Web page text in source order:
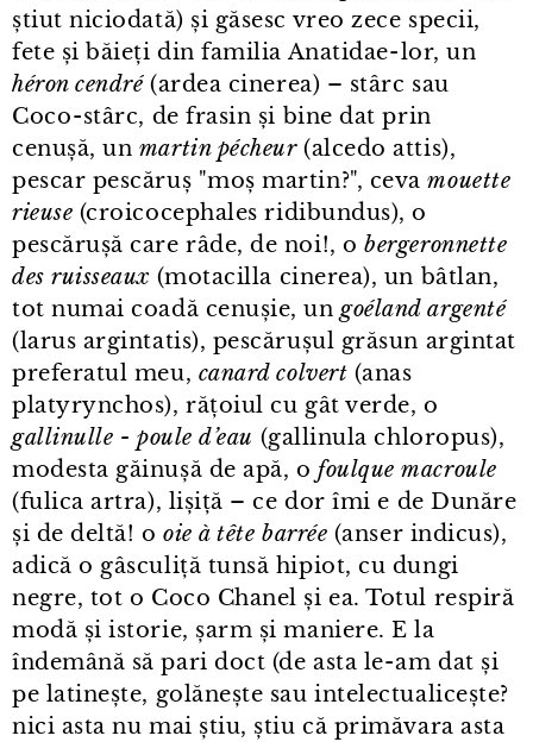
știut niciodată) și găsesc vreo zece specii,
fete și băieți din familia Anatidae⁠-⁠lor, un
héron cendré(ardea cinerea) – stârc sau
Coco⁠-⁠stârc, de frasin și bine dat prin
cenușă, un martin pécheur(alcedo attis),
pescar pescăruș "moș martin?", cevamouette
rieuse (croicocephales ridibundus), o
pescărușă care râde, de noi!, obergeronnette
des ruisseaux (motacilla cinerea), un bâtlan,
tot numai coadă cenușie, ungoéland argenté
(larus argintatis), pescărușul grăsun argintat
preferatul meu, canard colvert (anas
platyrynchos), rățoiul cu gât verde, o
gallinulle - poule d’eau (gallinula chloropus),
modesta găinușă de apă, ofoulque macroule
(fulica artra), lișiță – ce dor îmi e de Dunăre
și de deltă! ooie à tête barrée (anser indicus),
adică o gâsculiță tunsă hipiot, cu dungi
negre, tot o Coco Chanel și ea. Totul respiră
modă și istorie, șarm și maniere. E la
îndemână să pari doct (de asta le⁠-⁠am dat și
pe latinește, golănește sau intelectualicește?
nici asta nu mai știu, știu că primăvara asta